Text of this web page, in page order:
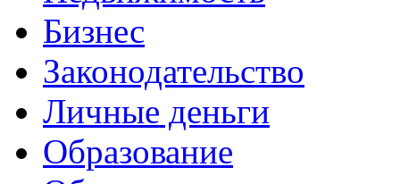
Бизнес
Законодательство
Личные деньги
Образование